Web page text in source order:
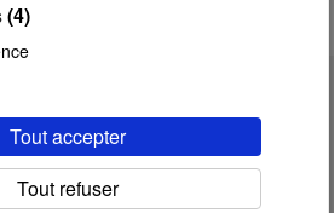
(4)
Tout accepter
Tout refuser
Numérique de la Province de
Condorcet, Hainaut-EA et
Eduhainaut.